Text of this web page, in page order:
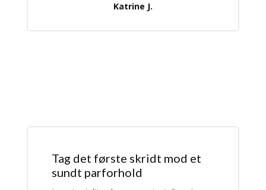
Katrine J.
Tag det første skridt mod et
sundt parforhold